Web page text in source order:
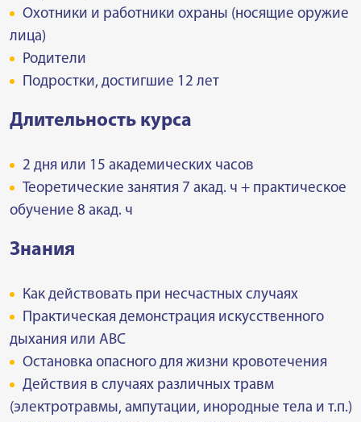
Охотники и работники охраны (носящие оружие
лица)
Родители
Подростки, достигшие 12 лет
Длительность курса
2 дня или 15 академических часов
Теоретические занятия 7 акад. ч + практическое
обучение 8 акад. ч
Знания
Как действовать при несчастных случаях
Практическая демонстрация искусственного
дыхания или ABC
Остановка опасного для жизни кровотечения
Действия в случаях различных травм
(электротравмы, ампутации, инородные тела и т.п.)